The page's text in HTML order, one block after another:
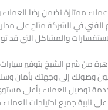
ممتازة تضمن رضا العملاء
في الشركة متاح على
والمشاكل التي قد
من شرم الشيخ بتوفير
وصولك إلى وجهتك بأمان
توصيل العملاء بأعلى
تلبية جميع احتياجات العملاء